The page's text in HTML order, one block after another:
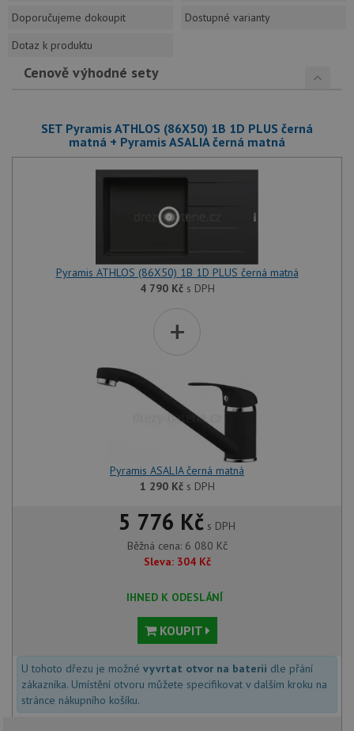
Doporučujeme dokoupit
Dostupné varianty
Dotaz k produktu
Cenově výhodné sety
SET Pyramis ATHLOS (86X50) 1B 1D PLUS černá
matná + Pyramis ASALIA černá matná
Pyramis ATHLOS (86X50) 1B 1D PLUS černá matná
4 790 Kčs DPH
+
Pyramis ASALIA černá matná
1 290 Kčs DPH
5 776 Kč s DPH
Běžná cena: 6 080 Kč
Sleva: 304 Kč
IHNED K ODESLÁNÍ
KOUPIT
U tohoto dřezu je možné vyvrtat otvor na baterii dle přání
zákazníka. Umístění otvoru můžete specifikovat v dalším kroku na
stránce nákupního košíku.